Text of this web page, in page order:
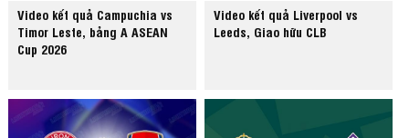
Video kết quả Campuchia vs
Timor Leste, bảng A ASEAN
Cup 2026
Video kết quả Liverpool vs
Leeds, Giao hữu CLB